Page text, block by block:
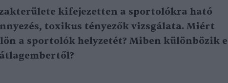
kifejezetten a sportolókra ható
toxikus tényezők vizsgálata. Miért
a sportolók helyzetét? Miben különbözik